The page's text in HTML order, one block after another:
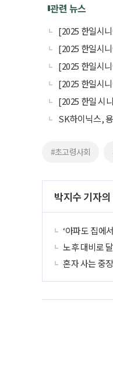
관련 뉴스
[2025 한일시
[2025 한일시
[2025 한일시
[2025 한일시
[2025 한일 시
SK하이닉스,
#초고령사회
박지수 기자
‘아파도 집에
노후 대비로
혼자 사는 중